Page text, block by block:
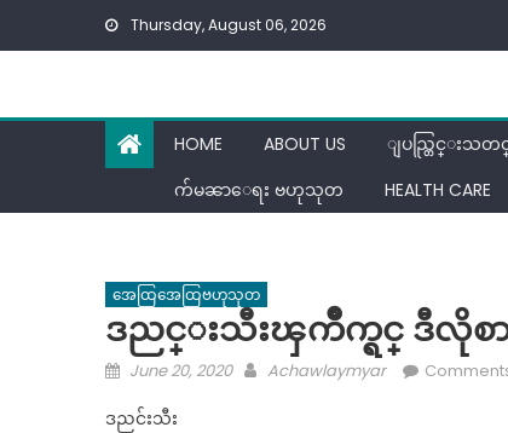
Thursday, August 06, 2026
HOME ABOUT US ျပည္တြင္းသတ
က်မၼာေရး ဗဟုသုတ
HEALTH CARE
အေထြအေထြဗဟုသုတ
ဒညင္းသီးၾကိဳက္ရင္ ဒီလိုစာ
Posted
June 20, 2020 Author
Achawlaymyar
ဒညင်းသီး